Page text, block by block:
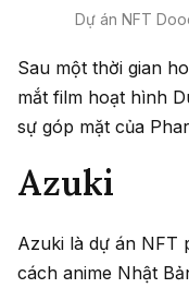
Dự án NFT
Sau một thời gian
mắt film hoạt hình
sự góp mặt của
Azuki
Azuki là dự án NFT
cách anime Nhật